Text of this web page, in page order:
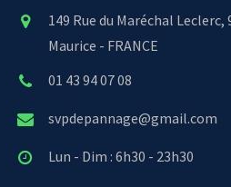
149 Rue du Maréchal Leclerc,
Maurice - FRANCE
01 43 94 07 08
svpdepannage@gmail.com
Lun - Dim : 6h30 - 23h30